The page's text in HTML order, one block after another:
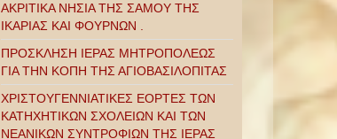
ΑΚΡΙΤΙΚΑ ΝΗΣΙΑ ΤΗΣ ΣΑΜΟΥ ΤΗΣ
ΙΚΑΡΙΑΣ ΚΑΙ ΦΟΥΡΝΩΝ .
ΠΡΟΣΚΛΗΣΗ ΙΕΡΑΣ ΜΗΤΡΟΠΟΛΕΩΣ
ΓΙΑ ΤΗΝ ΚΟΠΗ ΤΗΣ ΑΓΙΟΒΑΣΙΛΟΠΙΤΑΣ
ΧΡΙΣΤΟΥΓΕΝΝΙΑΤΙΚΕΣ ΕΟΡΤΕΣ ΤΩΝ
ΚΑΤΗΧΗΤΙΚΩΝ ΣΧΟΛΕΙΩΝ ΚΑΙ ΤΩΝ
ΝΕΑΝΙΚΩΝ ΣΥΝΤΡΟΦΙΩΝ ΤΗΣ ΙΕΡΑΣ